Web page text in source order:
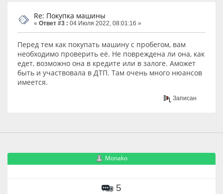
Re: Покупка машины
« Ответ #3 : 04 Июля 2022, 08:01:16 »
Перед тем как покупать машину с пробегом, вам
необходимо проверить её. Не повреждена ли она, как
едет, возможно она в кредите или в залоге. Аможет
быть и участвовала в ДТП. Там очень много нюансов
имеется.
Записан
Monako
5